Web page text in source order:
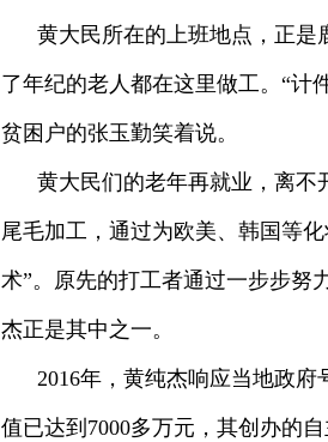
黄大民所在的上班地点，正是
了年纪的老人都在这里做工。“计
贫困户的张玉勤笑着说。
黄大民们的老年再就业，离不
尾毛加工，通过为欧美、韩国等
术”。原先的打工者通过一步步努
杰正是其中之一。
2016年，黄纯杰响应当地政
值已达到7000多万元，其创办的